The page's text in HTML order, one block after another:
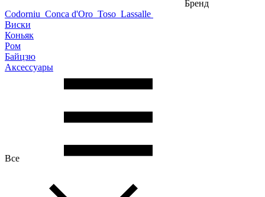
Бренд
Codorniu Conca d'Oro Toso Lassalle
Виски
Коньяк
Ром
Байцзю
Аксессуары
Все